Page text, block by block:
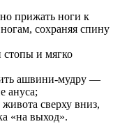
прижать ноги к
сохраняя спину
стопы и мягко
ашвини-мудру —
ануса;
сверху вниз,
«на выход».